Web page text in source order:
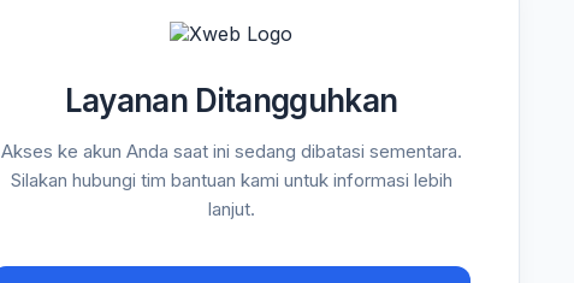
Layanan Ditangguhkan
Akses ke akun Anda saat ini sedang dibatasi sementara.
Silakan hubungi tim bantuan kami untuk informasi lebih
lanjut.